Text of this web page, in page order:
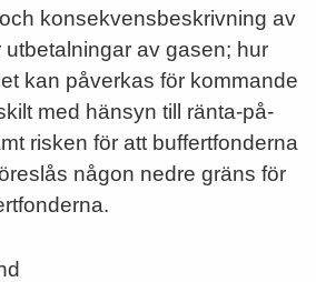
konsekvensbeskrivning av
utbetalningar av gasen; hur
kan påverkas för kommande
med hänsyn till ränta-på-
risken för att buffertfonderna
någon nedre gräns för